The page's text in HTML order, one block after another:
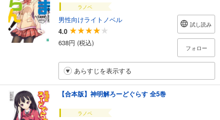
ラノベ
男性向けライトノベル
4.0
638円 (税込)
試し読み
フォロー
あらすじを表示する
【合本版】神明解ろーどぐらす 全5巻
ラノベ